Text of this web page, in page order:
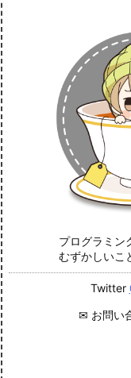
プログラミン
むずかしいこ
Twitter
✉ お問い